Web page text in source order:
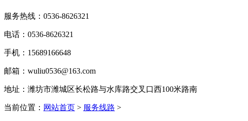
服务热线： 0536-8626321
电话：0536-8626321
手机：15689166648
邮箱：wuliu0536@163.com
地址：潍坊市潍城区长松路与水库路交叉口西100米路南
当前位置： 网站首页 > 服务线路 >